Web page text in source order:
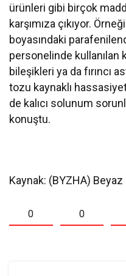
ürünleri gibi birçok
karşımıza çıkıyor.
boyasındaki
personelinde kullanılan
bileşikleri ya da fırıncı
tozu kaynaklı
de kalıcı solunum
konuştu.
Kaynak: (BYZHA) Beyaz
0 0